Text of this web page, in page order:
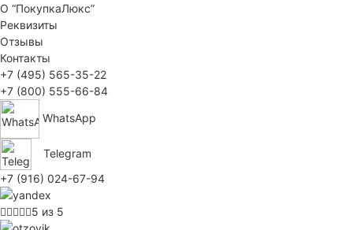
О “ПокупкаЛюкс”
Реквизиты
Отзывы
Контакты
+7 (495) 565-35-22
+7 (800) 555-66-84
WhatsApp
Telegram
+7 (916) 024-67-94
5 из 5